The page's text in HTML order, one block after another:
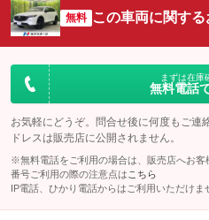
無料 この車両に関す
まずは在庫
無料電話
お気軽にどうぞ。問合せ後に何度もご連
ドレスは販売店に公開されません。
※無料電話をご利用の場合は、販売店へお
番号ご利用の際の注意点は こちら
IP電話、ひかり電話からはご利用いただけま